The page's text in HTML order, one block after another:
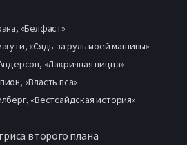
«Белфаст»
«Сядь за руль моей машины»
«Лакричная пицца»
«Власть пса»
«Вестсайдская история»
второго плана